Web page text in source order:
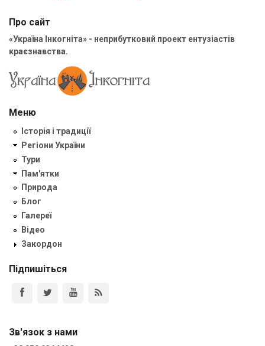
Про сайт
«Україна Інкогніта» - неприбутковий проект ентузіастів
краєзнавства.
Меню
Історія і традиції
Регіони України
Тури
Пам'ятки
Природа
Блог
Галереї
Відео
Закордон
Підпишіться
Зв'язок з нами